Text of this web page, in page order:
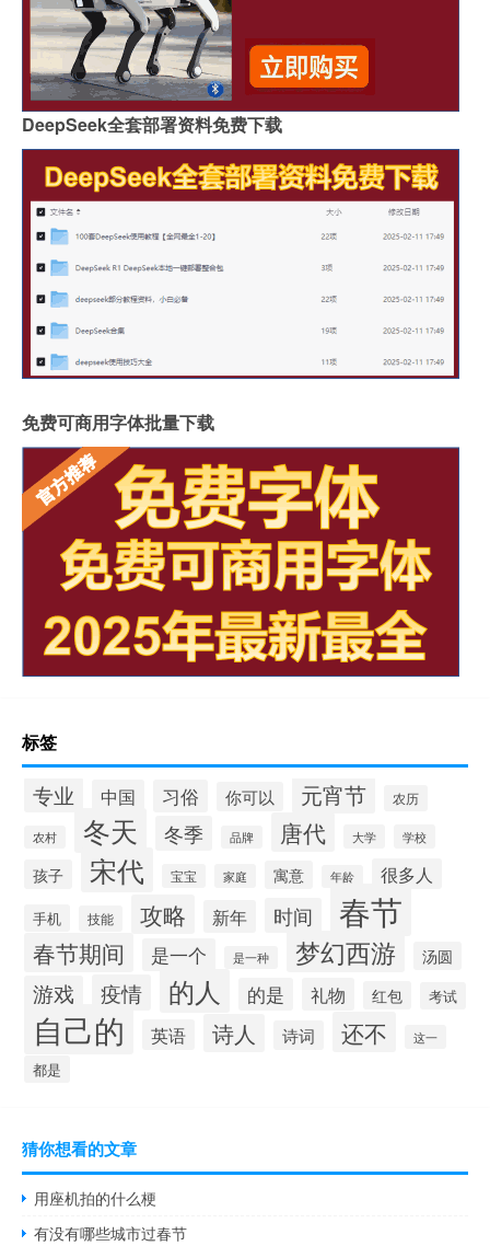
DeepSeek全套部署资料免费下载
免费可商用字体批量下载
标签
专业 中国 习俗 你可以 元宵节 农历
农村 冬天 冬季 品牌 唐代 大学 学校
孩子 宋代 宝宝 家庭 寓意 年龄 很多人
手机 技能 攻略 新年 时间 春节
春节期间 是一个 是一种 梦幻西游 汤圆
游戏 疫情 的人 的是 礼物 红包 考试
自己的 英语 诗人 诗词 还不 这一
都是
猜你想看的文章
用座机拍的什么梗
有没有哪些城市过春节